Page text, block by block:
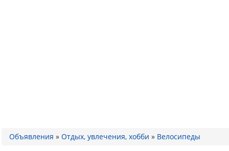
Объявления » Отдых, увлечения, хобби » Велосипеды